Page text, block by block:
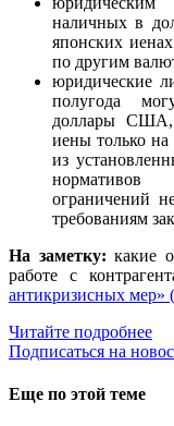
наличных в
японских
по другим
юридические
полугода
доллары США,
иены только на
из
ограничений
требованиям
На заметку: какие
работе с
антикризисных мер»
Читайте подробнее
Подписаться на
Еще по этой теме